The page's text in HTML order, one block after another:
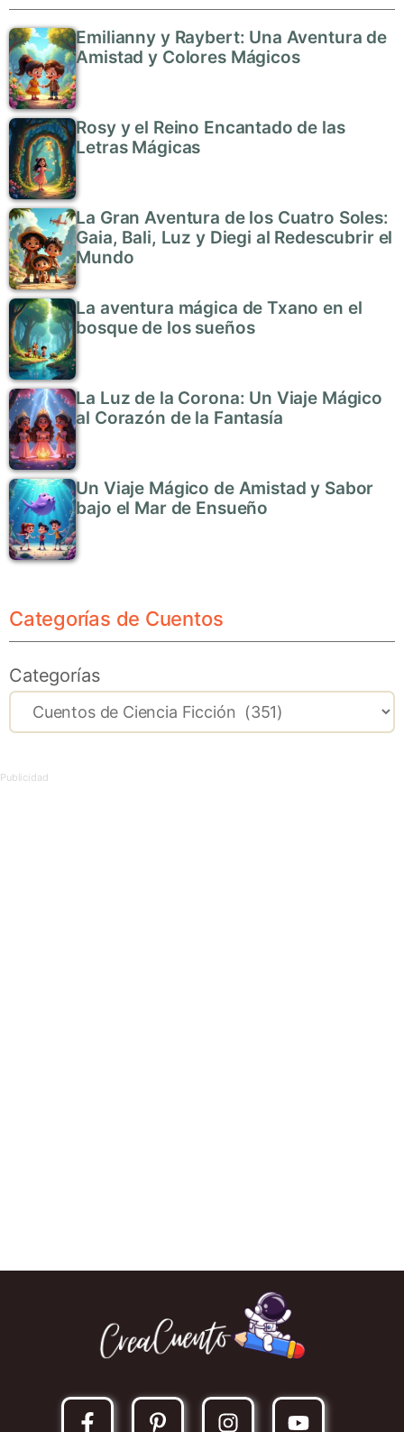
Emilianny y Raybert: Una Aventura de
Amistad y Colores Mágicos
Rosy y el Reino Encantado de las
Letras Mágicas
La Gran Aventura de los Cuatro Soles:
Gaia, Bali, Luz y Diegi al Redescubrir el
Mundo
La aventura mágica de Txano en el
bosque de los sueños
La Luz de la Corona: Un Viaje Mágico
al Corazón de la Fantasía
Un Viaje Mágico de Amistad y Sabor
bajo el Mar de Ensueño
Categorías de Cuentos
Categorías